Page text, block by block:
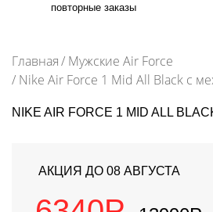
повторные заказы
Главная
Мужские Air Force
Nike Air Force 1 Mid All Black с
NIKE AIR FORCE 1 MID ALL
АКЦИЯ ДО 08 АВГУСТА